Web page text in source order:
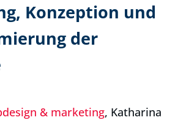
Konzeption und
der
& marketing, Katharina